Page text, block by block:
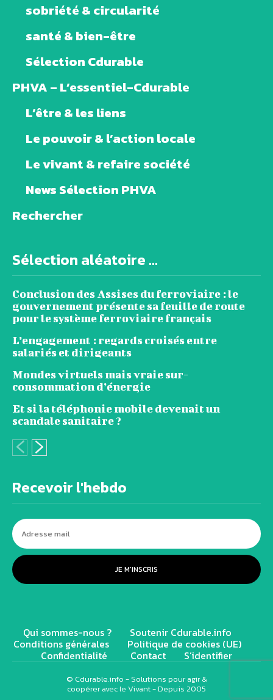
sobriété & circularité
santé & bien-être
Sélection Cdurable
PHVA – L’essentiel-Cdurable
L’être & les liens
Le pouvoir & l’action locale
Le vivant & refaire société
News Sélection PHVA
Rechercher
Sélection aléatoire ...
Conclusion des Assises du ferroviaire : le
gouvernement présente sa feuille de route
pour le système ferroviaire français
L’engagement : regards croisés entre
salariés et dirigeants
Mondes virtuels mais vraie sur-
consommation d’énergie
Et si la téléphonie mobile devenait un
scandale sanitaire ?
Recevoir l'hebdo
JE M'INSCRIS
Qui sommes-nous ? Soutenir Cdurable.info
Conditions générales Politique de cookies (UE)
Confidentialité Contact S’identifier
© Cdurable.info - Solutions pour agir &
coopérer avec le Vivant - Depuis 2005